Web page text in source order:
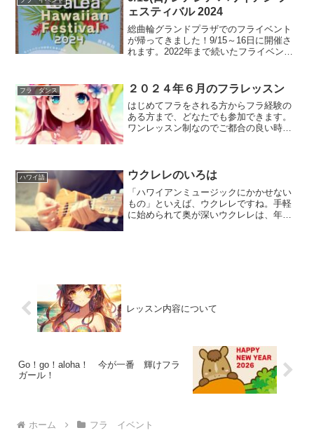
ロッサ...
ェスティバル 2024
総曲輪グランドプラザでのフライベント
が帰ってきました！9/15～16日に開催さ
れます。2022年まで続いたフライベント
しました！...
フラ ダンス ２０２４年６月のフラレッスン
はじめてフラをされる方からフラ経験の
ある方まで、どなたでも参加できます。
ワンレッスン制なのでご都合の良い時
中級）があります。参加費は...
ハワイ語 ウクレレのいろは
「ハワイアンミュージックにかかせない
もの」といえば、ウクレレですね。手軽
に始められて奥が深いウクレレは、年代
レッスン内容について
Go！go！aloha！ 今が一番 輝けフラ
ガール！
ホーム フラ イベント